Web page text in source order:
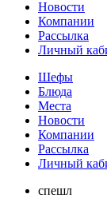
Новости
Компании
Рассылка
Личный
Шефы
Блюда
Места
Новости
Компании
Рассылка
Личный
спешл